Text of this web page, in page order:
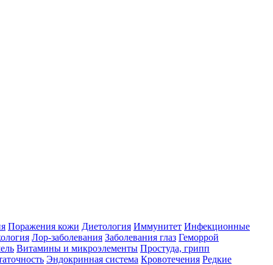
Поражения кожи Диетология Иммунитет Инфекционные
Лор-заболевания Заболевания глаз Геморрой
Витамины и микроэлементы Простуда, грипп
Эндокринная система Кровотечения Редкие